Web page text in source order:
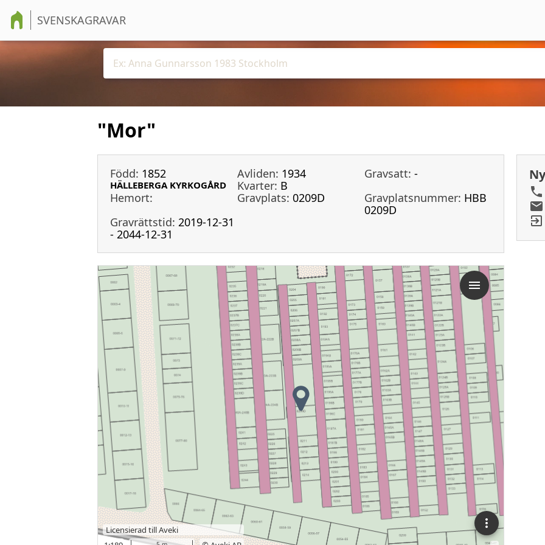
SVENSKAGRAVAR
"Mor"
Född: 1852 Avliden: 1934 Gravsatt: -
HÄLLEBERGA KYRKOGÅRD Kvarter: B
Hemort:
Gravplats: 0209D Gravplatsnummer: HBB
0209D
Gravrättstid: 2019-12-31
- 2044-12-31